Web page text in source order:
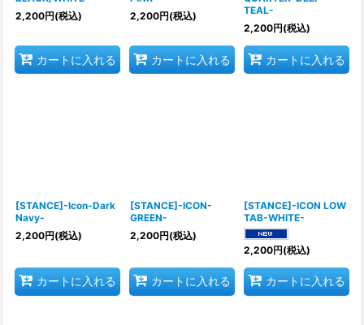
2,200円(税込)
カートに入れる
2,200円(税込)
カートに入れる
TEAL-
2,200円(税込)
カートに入れる
[STANCE]-Icon-Dark
Navy-
2,200円(税込)
カートに入れる
[STANCE]-ICON-
GREEN-
2,200円(税込)
カートに入れる
[STANCE]-ICON LOW
TAB-WHITE-
2,200円(税込)
カートに入れる